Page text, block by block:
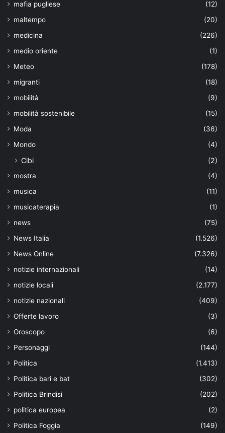
mafia pugliese
(12)
maltempo
(20)
medicina
(226)
medio oriente
(1)
Meteo
(178)
migranti
(18)
mobilità
(9)
mobilità sostenibile
(15)
Moda
(36)
Mondo
(4)
Cibi (2)
mostra
(4)
musica
(11)
musicaterapia
(1)
news
(75)
News Italia
(1.526)
News Online
(7.326)
notizie internazionali
(14)
notizie locali
(2.177)
notizie nazionali
(409)
Offerte lavoro
(3)
Oroscopo
(6)
Personaggi
(144)
Politica
(1.413)
Politica bari e bat
(302)
Politica Brindisi
(202)
politica europea
(2)
Politica Foggia
(149)